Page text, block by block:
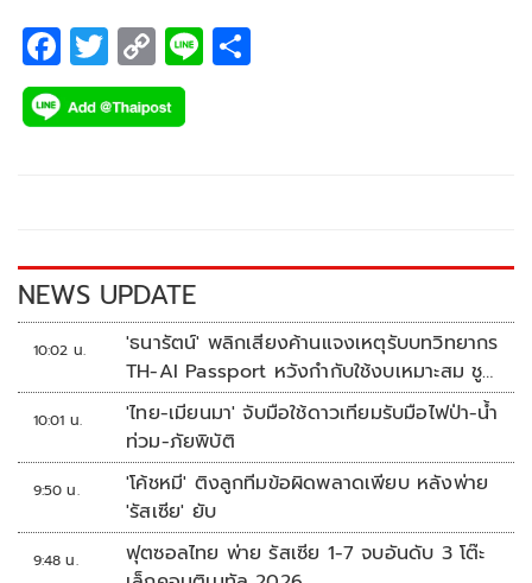
F
ac
e
k
T
wi
tt
C
o
p
k
Li
NEWS UPDATE
10:02 น.
'ธนารัตน์' พลิกเสียงค้านแจงเหตุรับบทวิทยากร
TH-AI Passport หวังกำกับใช้งบเหมาะสม ชู
จุดเด่นคนไทยได้ใช้ AI ระดับโปร ลดเหลื่อมล้ำ
ทางเทคโนโลยี เซฟงบไปกว่า900ล้าน เชื่อหาก
ใช้เต็มที่เอกชนขาดทุนย่อยยับ
10:01 น.
'ไทย-เมียนมา' จับมือใช้ดาวเทียมรับมือไฟป่า-น้ำ
ท่วม-ภัยพิบัติ
9:50 น.
'โค้ชหมี' ติงลูกทีมข้อผิดพลาดเพียบ หลังพ่าย
'รัสเซีย' ยับ
9:48 น.
ฟุตซอลไทย พ่าย รัสเซีย 1-7 จบอันดับ 3 โต๊ะ